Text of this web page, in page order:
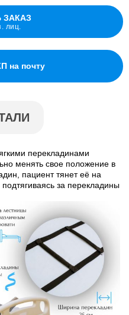
ЗАКАЗ
лиц.
на почту
перекладинами
менять свое положение в
пациент тянет её на
за перекладины